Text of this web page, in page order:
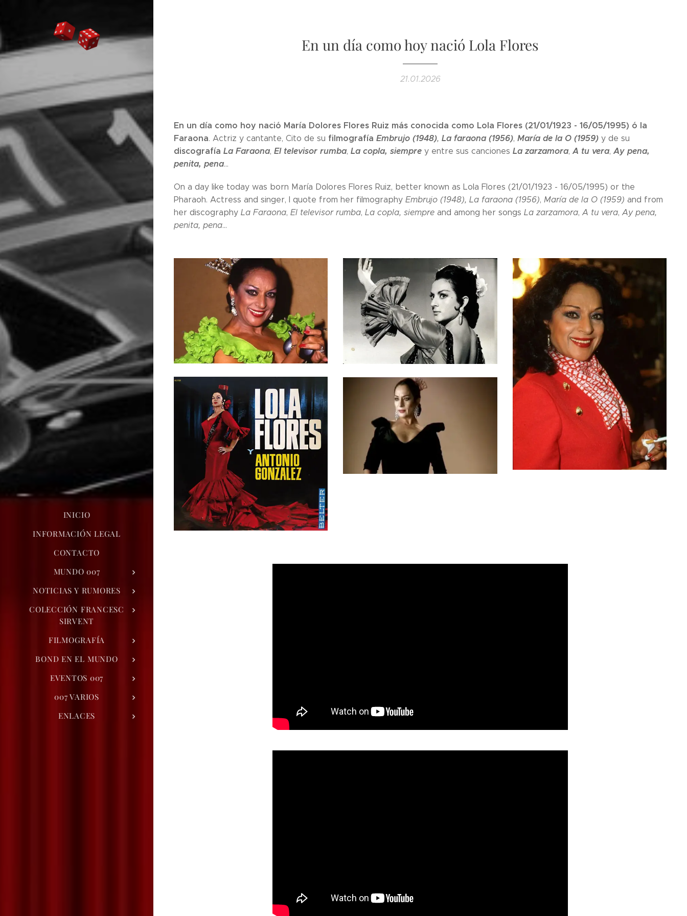
INICIO
INFORMACIÓN LEGAL
CONTACTO
MUNDO 007
NOTICIAS Y RUMORES
COLECCIÓN FRANCESC
SIRVENT
FILMOGRAFÍA
BOND EN EL MUNDO
EVENTOS 007
007 VARIOS
ENLACES
En un día como hoy nació Lola Flores
21.01.2026
En un día como hoy nació María Dolores Flores Ruiz más conocida como Lola Flores (21/01/1923 - 16/05/1995) ó la
Faraona. Actriz y cantante, Cito de su filmografía Embrujo (1948), La faraona (1956), María de la O (1959) y de su
discografía La Faraona, El televisor rumba, La copla, siempre y entre sus canciones La zarzamora, A tu vera, Ay pena,
penita, pena...
On a day like today was born María Dolores Flores Ruiz, better known as Lola Flores (21/01/1923 - 16/05/1995) or the
Pharaoh. Actress and singer, I quote from her filmography Embrujo (1948), La faraona (1956), María de la O (1959) and from
her discography La Faraona, El televisor rumba, La copla, siempre and among her songs La zarzamora, A tu vera, Ay pena,
penita, pena...